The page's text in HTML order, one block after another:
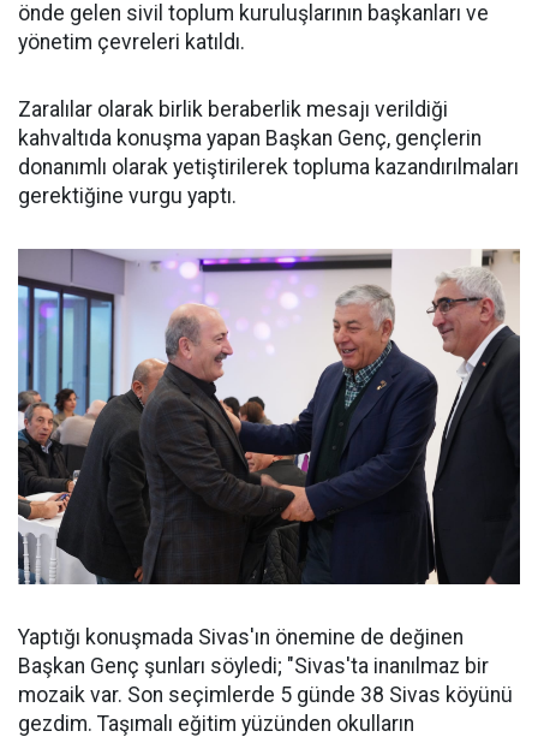
önde gelen sivil toplum kuruluşlarının başkanları ve
yönetim çevreleri katıldı.
Zaralılar olarak birlik beraberlik mesajı verildiği
kahvaltıda konuşma yapan Başkan Genç, gençlerin
donanımlı olarak yetiştirilerek topluma kazandırılmaları
gerektiğine vurgu yaptı.
Yaptığı konuşmada Sivas'ın önemine de değinen
Başkan Genç şunları söyledi; "Sivas'ta inanılmaz bir
mozaik var. Son seçimlerde 5 günde 38 Sivas köyünü
gezdim. Taşımalı eğitim yüzünden okulların